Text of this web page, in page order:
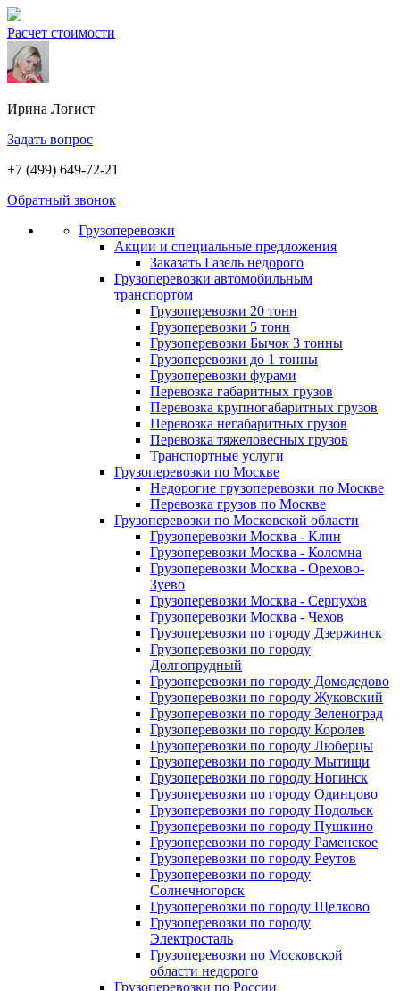
Расчет стоимости
Ирина Логист
Задать вопрос
+7 (499) 649-72-21
Обратный звонок
Грузоперевозки
Акции и специальные предложения
Заказать Газель недорого
Грузоперевозки автомобильным
транспортом
Грузоперевозки 20 тонн
Грузоперевозки 5 тонн
Грузоперевозки Бычок 3 тонны
Грузоперевозки до 1 тонны
Грузоперевозки фурами
Перевозка габаритных грузов
Перевозка крупногабаритных грузов
Перевозка негабаритных грузов
Перевозка тяжеловесных грузов
Транспортные услуги
Грузоперевозки по Москве
Недорогие грузоперевозки по Москве
Перевозка грузов по Москве
Грузоперевозки по Московской области
Грузоперевозки Москва - Клин
Грузоперевозки Москва - Коломна
Грузоперевозки Москва - Орехово-
Зуево
Грузоперевозки Москва - Серпухов
Грузоперевозки Москва - Чехов
Грузоперевозки по городу Дзержинск
Грузоперевозки по городу
Долгопрудный
Грузоперевозки по городу Домодедово
Грузоперевозки по городу Жуковский
Грузоперевозки по городу Зеленоград
Грузоперевозки по городу Королев
Грузоперевозки по городу Люберцы
Грузоперевозки по городу Мытищи
Грузоперевозки по городу Ногинск
Грузоперевозки по городу Одинцово
Грузоперевозки по городу Подольск
Грузоперевозки по городу Пушкино
Грузоперевозки по городу Раменское
Грузоперевозки по городу Реутов
Грузоперевозки по городу
Солнечногорск
Грузоперевозки по городу Щелково
Грузоперевозки по городу
Электросталь
Грузоперевозки по Московской
области недорого
Грузоперевозки по России